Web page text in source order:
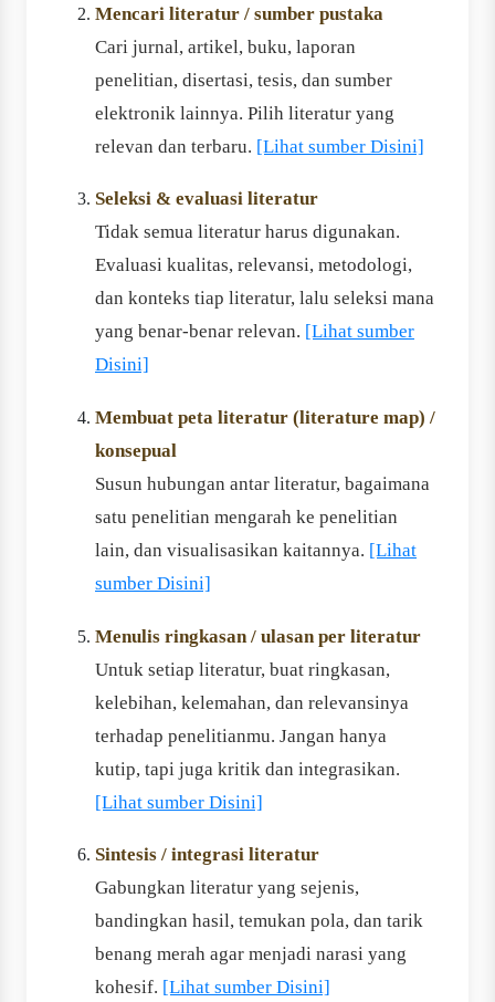
Mencari literatur / sumber pustaka
Cari jurnal, artikel, buku, laporan
penelitian, disertasi, tesis, dan sumber
elektronik lainnya. Pilih literatur yang
relevan dan terbaru. [Lihat sumber Disini]
Seleksi & evaluasi literatur
Tidak semua literatur harus digunakan.
Evaluasi kualitas, relevansi, metodologi,
dan konteks tiap literatur, lalu seleksi mana
yang benar-benar relevan. [Lihat sumber
Disini]
Membuat peta literatur (literature map) /
konsepual
Susun hubungan antar literatur, bagaimana
satu penelitian mengarah ke penelitian
lain, dan visualisasikan kaitannya. [Lihat
sumber Disini]
Menulis ringkasan / ulasan per literatur
Untuk setiap literatur, buat ringkasan,
kelebihan, kelemahan, dan relevansinya
terhadap penelitianmu. Jangan hanya
kutip, tapi juga kritik dan integrasikan.
[Lihat sumber Disini]
Sintesis / integrasi literatur
Gabungkan literatur yang sejenis,
bandingkan hasil, temukan pola, dan tarik
benang merah agar menjadi narasi yang
kohesif. [Lihat sumber Disini]